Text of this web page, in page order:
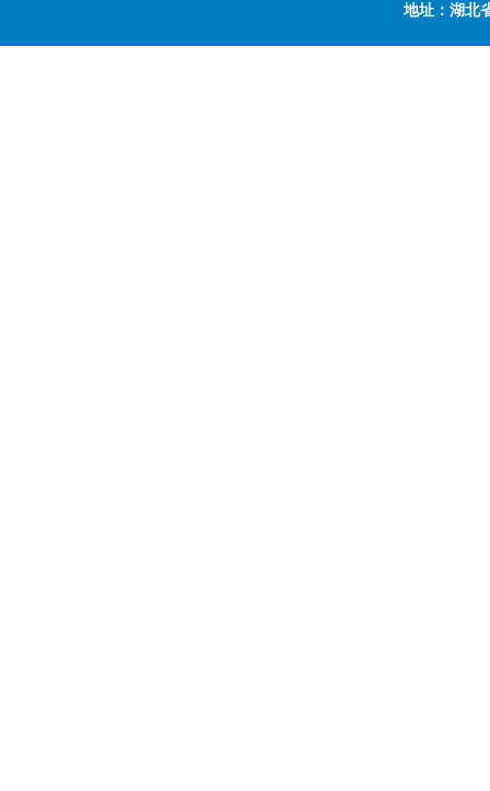
地址：湖北